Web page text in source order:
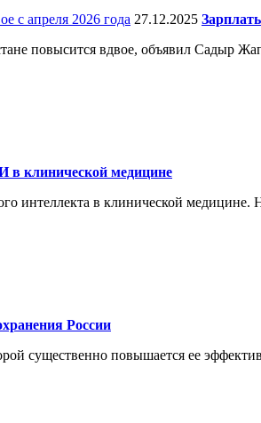
27.12.2025
повысится вдвое, объявил Садыр
клинической медицине
интеллекта в клинической
России
повышается ее